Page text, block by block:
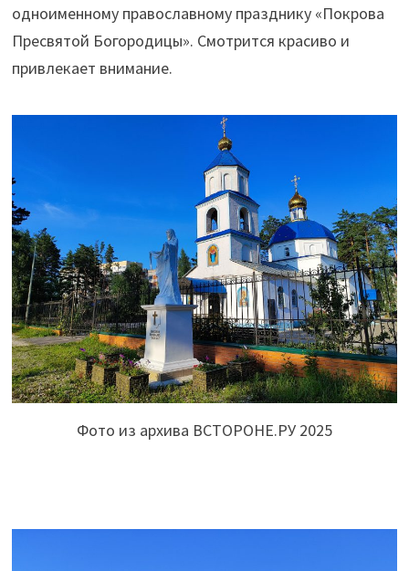
одноименному православному празднику «Покрова
Пресвятой Богородицы». Смотрится красиво и
привлекает внимание.
Фото из архива ВСТОРОНЕ.РУ 2025